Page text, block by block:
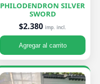
PHILODENDRON SILVER
SWORD
$2.380 imp. incl.
Agregar al carrito